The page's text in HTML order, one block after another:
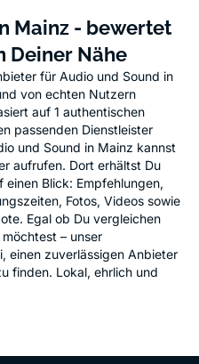
Mainz - bewertet
Deiner Nähe
für Audio und Sound in
von echten Nutzern
auf 1 authentischen
passenden Dienstleister
und Sound in Mainz kannst
aufrufen. Dort erhältst Du
Blick: Empfehlungen,
Fotos, Videos sowie
Egal ob Du vergleichen
– unser
einen zuverlässigen Anbieter
finden. Lokal, ehrlich und